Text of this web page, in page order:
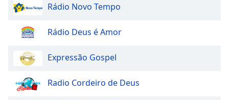
Rádio Novo Tempo
Rádio Deus é Amor
Expressão Gospel
Radio Cordeiro de Deus